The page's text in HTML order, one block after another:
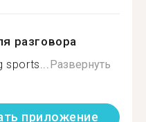
разговора
sports...Развернуть
приложение